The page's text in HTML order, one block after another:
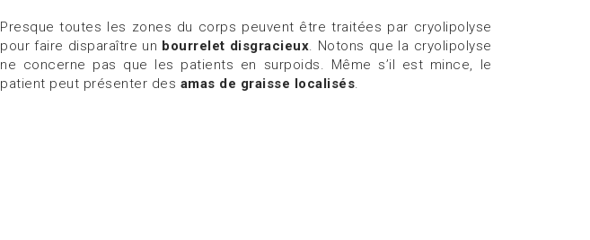
Presque toutes les zones du corps peuvent être traitées par cryolipolyse
pour faire disparaître un bourrelet disgracieux. Notons que la cryolipolyse
ne concerne pas que les patients en surpoids. Même s’il est mince, le
patient peut présenter des amas de graisse localisés.